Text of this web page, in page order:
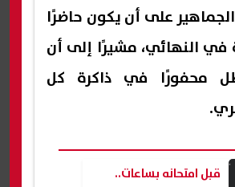
على أن يكون حاضرًا
في النهائي، مشيرًا إلى أن
محفورًا في ذاكرة كل
قبل امتحانه بساعات..